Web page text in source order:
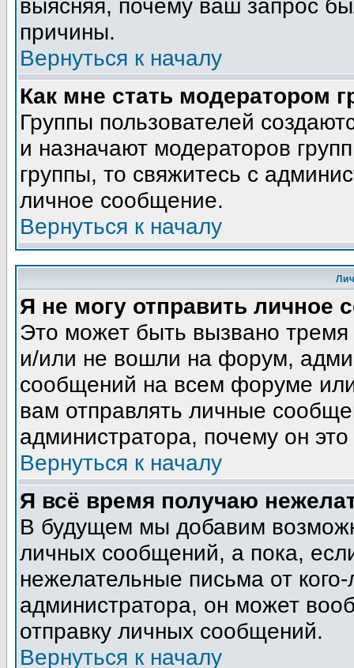
выясняя, почему ваш запрос
причины.
Вернуться к началу
Как мне стать модератором
Группы пользователей
и назначают модераторов
группы, то свяжитесь с
личное сообщение.
Вернуться к началу
Я не могу отправить личное
Это может быть вызвано
и/или не вошли на форум,
сообщений на всем форуме
вам отправлять личные
администратора, почему он
Вернуться к началу
Я всё время получаю
В будущем мы добавим
личных сообщений, а пока,
нежелательные письма от
администратора, он может
отправку личных сообщений.
Вернуться к началу